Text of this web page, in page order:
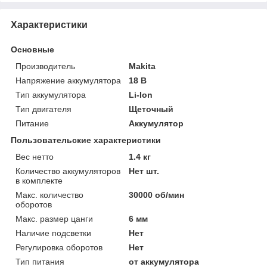
Характеристики
Основные
Производитель
Makita
Напряжение аккумулятора
18 В
Тип аккумулятора
Li-Ion
Тип двигателя
Щеточный
Питание
Аккумулятор
Пользовательские характеристики
Вес нетто
1.4 кг
Количество аккумуляторов
в комплекте
Нет шт.
Макс. количество
оборотов
30000 об/мин
Макс. размер цанги
6 мм
Наличие подсветки
Нет
Регулировка оборотов
Нет
Тип питания
от аккумулятора